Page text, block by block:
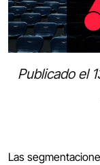
Publicado el
Las